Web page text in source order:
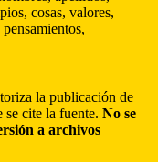
cosas, valores,
la publicación de
se cite la fuente. No se
a archivos